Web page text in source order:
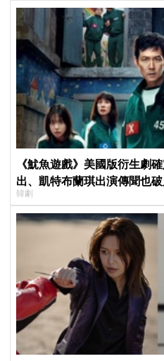
《魷魚遊戲》美國版衍生劇
出、凱特布蘭琪出演傳聞也
韓劇